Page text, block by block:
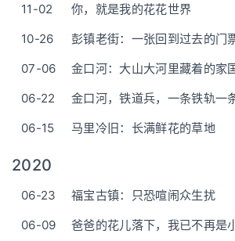
11-02
你，就是我的花花世界
10-26
彭镇老街：一张回到过去的门
07-06
金口河：大山大河里藏着的家
06-22
金口河，铁道兵，一条铁轨一
06-15
马里冷旧：长满鲜花的草地
2020
06-23
福宝古镇：只恐喧闹众生扰
06-09
爸爸的花儿落下，我已不再是